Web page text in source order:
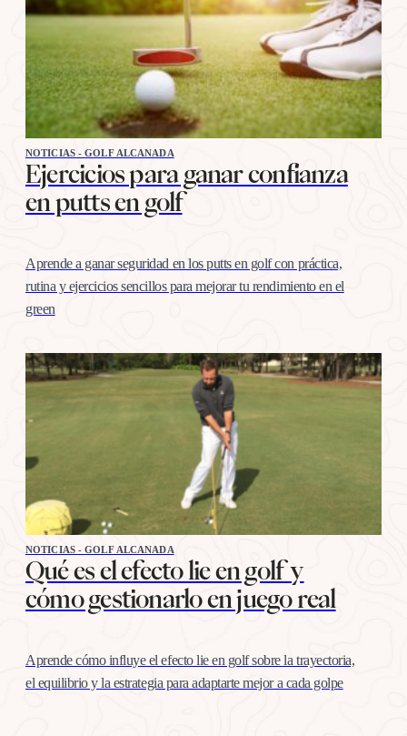
NOTICIAS - GOLF ALCANADA
Ejercicios para ganar confianza
en putts en golf
Aprende a ganar seguridad en los putts en golf con práctica,
rutina y ejercicios sencillos para mejorar tu rendimiento en el
green
NOTICIAS - GOLF ALCANADA
Qué es el efecto lie en golf y
cómo gestionarlo en juego real
Aprende cómo influye el efecto lie en golf sobre la trayectoria,
el equilibrio y la estrategia para adaptarte mejor a cada golpe